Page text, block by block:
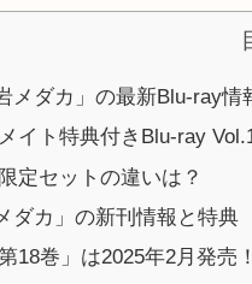
メダカ」の最新Blu-ray情
イト特典付きBlu-ray
定セットの違いは？
ダカ」の新刊情報と特典
18巻」は2025年2月発売